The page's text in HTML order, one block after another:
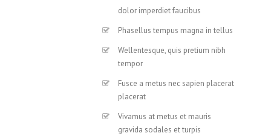
dolor imperdiet faucibus
Phasellus tempus magna in tellus
Wellentesque, quis pretium nibh
tempor
Fusce a metus nec sapien placerat
placerat
Vivamus at metus et mauris
gravida sodales et turpis